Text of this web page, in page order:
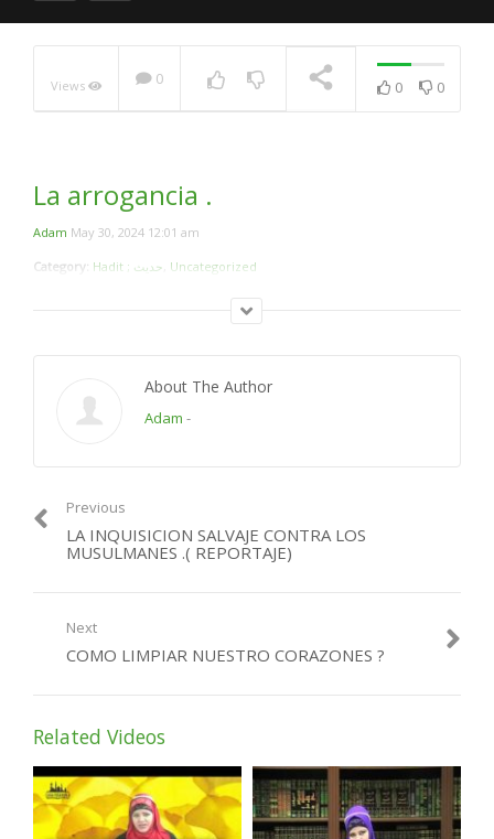
NOW PLAYING
`Si te llega la noche, no
esperes que te llegues la
manana….
Views 0 0 0
La arrogancia .
Adam May 30, 2024 12:01 am
Category: Hadit ; حديث Uncategorized
About The Author
Adam -
Previous
LA INQUISICION SALVAJE CONTRA LOS
MUSULMANES .( REPORTAJE)
Next
COMO LIMPIAR NUESTRO CORAZONES ?
Related Videos